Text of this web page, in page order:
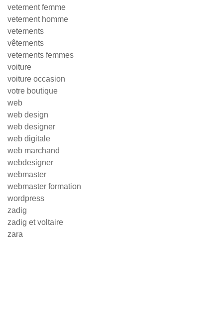
vetement femme
vetement homme
vetements
vêtements
vetements femmes
voiture
voiture occasion
votre boutique
web
web design
web designer
web digitale
web marchand
webdesigner
webmaster
webmaster formation
wordpress
zadig
zadig et voltaire
zara